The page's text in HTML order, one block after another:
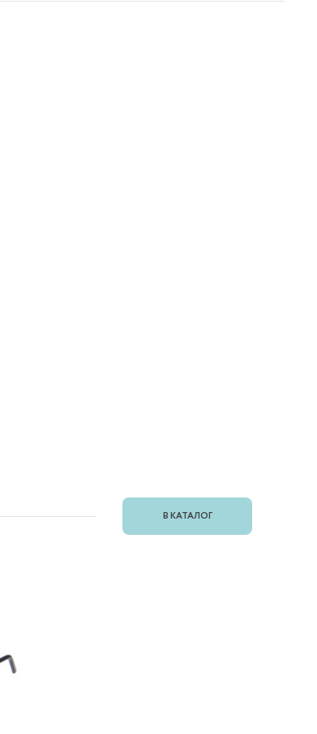
В КАТАЛОГ